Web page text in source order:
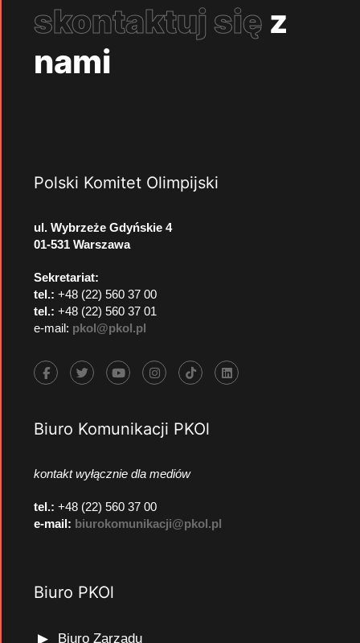
skontaktuj się z
nami
Polski Komitet Olimpijski
ul. Wybrzeże Gdyńskie 4
01-531 Warszawa
Sekretariat:
tel.: +48 (22) 560 37 00
tel.: +48 (22) 560 37 01
e-mail: pkol@pkol.pl
Biuro Komunikacji PKOl
kontakt wyłącznie dla mediów
tel.: +48 (22) 560 37 00
e-mail: biurokomunikacji@pkol.pl
Biuro PKOl
Biuro Zarządu